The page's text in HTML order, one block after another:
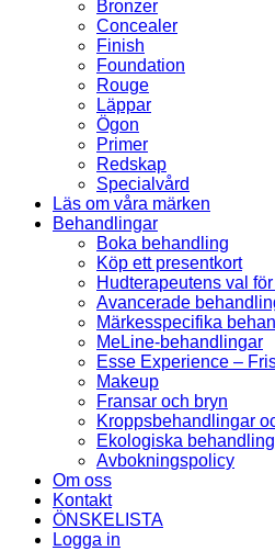
Bronzer
Concealer
Finish
Foundation
Rouge
Läppar
Ögon
Primer
Redskap
Specialvård
Läs om våra märken
Behandlingar
Boka behandling
Köp ett presentkort
Hudterapeutens val
Avancerade
Märkesspecifika
MeLine-behandlingar
Esse Experience –
Makeup
Fransar och bryn
Kroppsbehandlingar
Ekologiska
Avbokningspolicy
Om oss
Kontakt
ÖNSKELISTA
Logga in